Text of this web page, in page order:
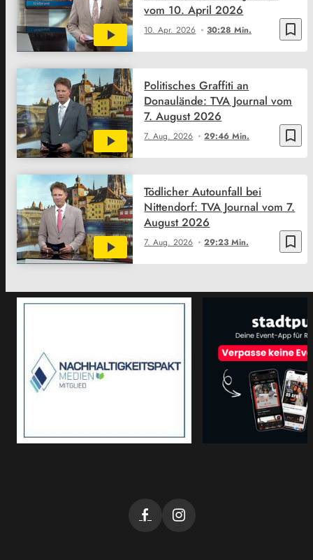
bookmark_border
10. Apr. 2026 30:28 Min.
vom 10. April 2026
bookmark_border
7. Aug. 2026 29:46 Min.
Politisches Graffiti an
Donaulände: TVA Journal vom
7. August 2026
bookmark_border
7. Aug. 2026 29:23 Min.
Tödlicher Autounfall bei
Nittendorf: TVA Journal vom 7.
August 2026